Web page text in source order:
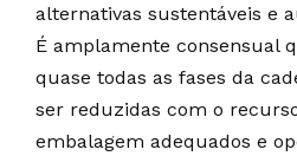
alternativas sustentáveis e
É amplamente consensual
quase todas as fases da
ser reduzidas com o
embalagem adequados e